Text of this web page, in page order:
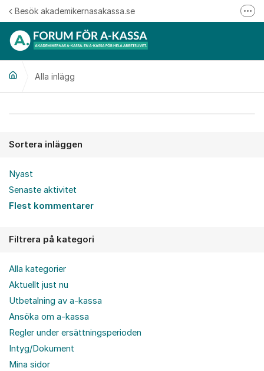
Hoppa till innehåll
Besök akademikernasakassa.se
Alla inlägg
Sortera inläggen
Nyast
Senaste aktivitet
Flest kommentarer
Filtrera på kategori
Alla kategorier
Aktuellt just nu
Utbetalning av a-kassa
Ansöka om a-kassa
Regler under ersättningsperioden
Intyg/Dokument
Mina sidor